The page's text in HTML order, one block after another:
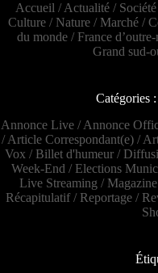
Accueil /Actualité / Société
Culture/ Nature/ Marché/
du monde/ France
Grand sud-
Catégories
Annonce Live /Annonce
/Article Correspondant(e)/
Vox / Billet d'humeur/
Week-End / Elections
Live Streaming / Magazine
Récapitulatif/ Reportage/